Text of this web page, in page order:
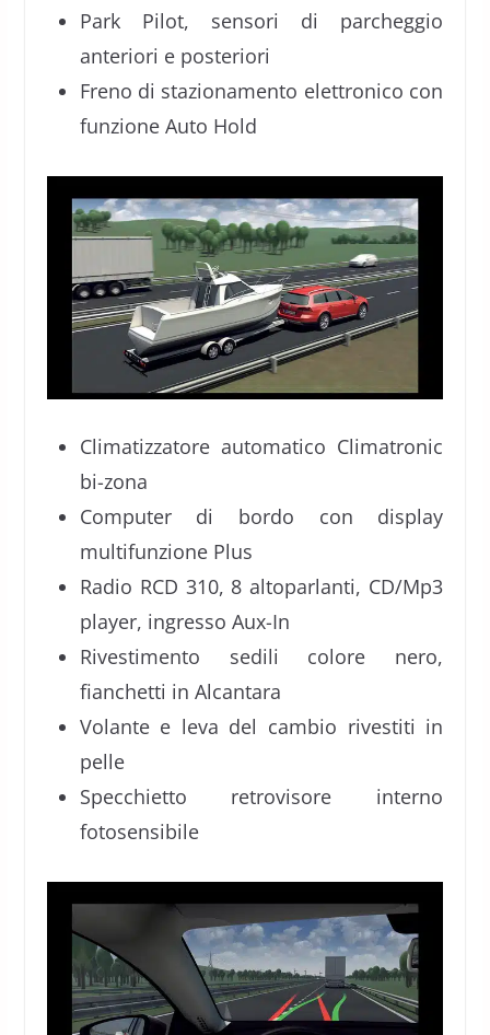
Park Pilot, sensori di parcheggio
anteriori e posteriori
Freno di stazionamento elettronico con
funzione Auto Hold
Climatizzatore automatico Climatronic
bi-zona
Computer di bordo con display
multifunzione Plus
Radio RCD 310, 8 altoparlanti, CD/Mp3
player, ingresso Aux-In
Rivestimento sedili colore nero,
fianchetti in Alcantara
Volante e leva del cambio rivestiti in
pelle
Specchietto retrovisore interno
fotosensibile